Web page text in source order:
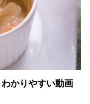
かりやすい動画